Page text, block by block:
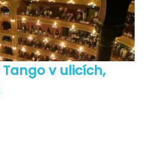
Tango v ulicích,